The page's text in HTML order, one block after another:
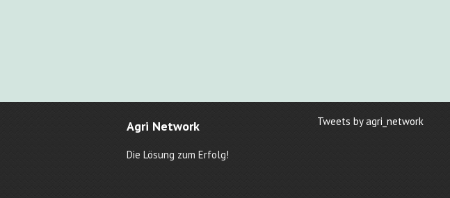
Agri Network
Die Lösung zum Erfolg!
Tweets by agri_network